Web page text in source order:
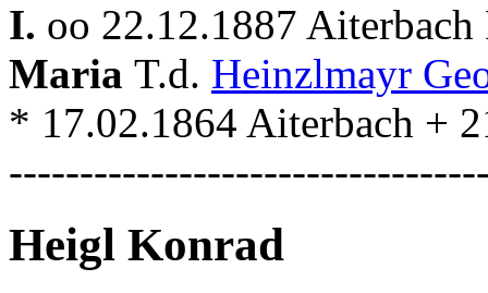
I. oo 22.12.1887
Maria T.d. Heinzlmayr
* 17.02.1864 Aiterbach +
Heigl Konrad